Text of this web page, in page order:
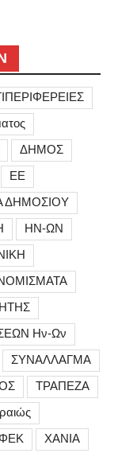
ΔΗΜΟΣ
ΕΕ
ΔΗΜΟΣΙΟΥ
ΗΝ-ΩΝ
Ην-Ων
ΣΥΝΑΛΛΑΓΜΑ
ΤΡΑΠΕΖΑ
ΧΑΝΙΑ